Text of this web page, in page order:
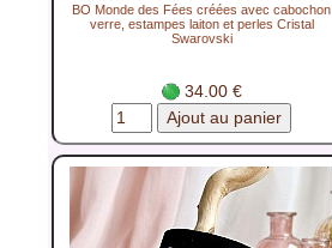
BO Monde des Fées créées avec cabochon
verre, estampes laiton et perles Cristal
Swarovski
34.00 €